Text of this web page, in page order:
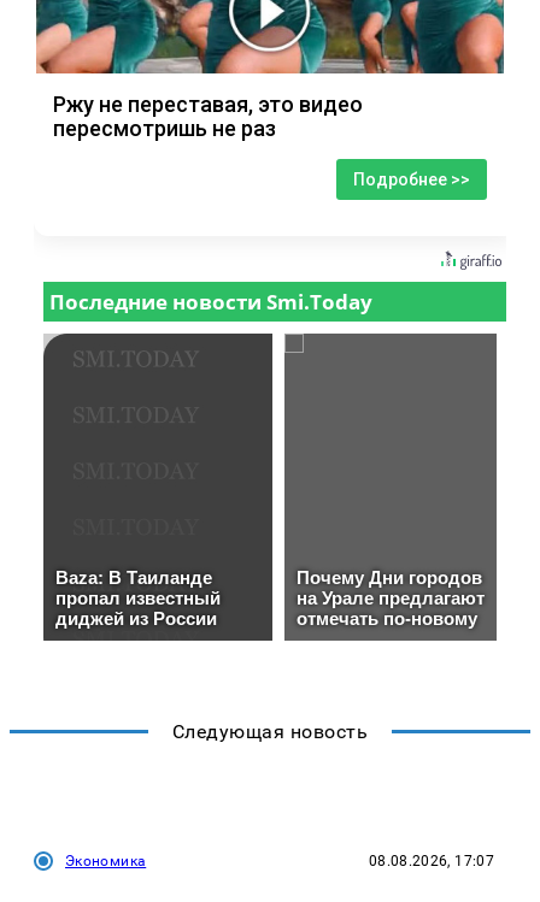
Ржу не переставая, это видео
пересмотришь не раз
Подробнее >>
Следующая новость
Экономика 08.08.2026, 17:07